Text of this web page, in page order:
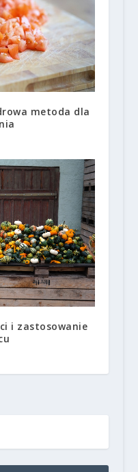
metoda dla
i zastosowanie